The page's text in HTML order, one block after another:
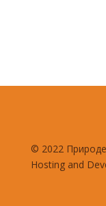
© 2022
Hosting and